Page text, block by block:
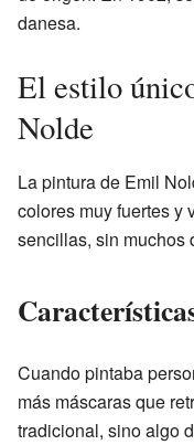
danesa.
El estilo
Nolde
La pintura de Emil
colores muy fuertes y
sencillas, sin muchos
Cuando pintaba
más máscaras que
tradicional, sino algo